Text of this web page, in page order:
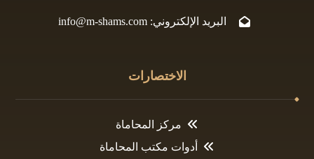
البريد الإلكتروني: info@m-shams.com
الاختصارات
مركز المحاماة
أدوات مكتب المحاماة